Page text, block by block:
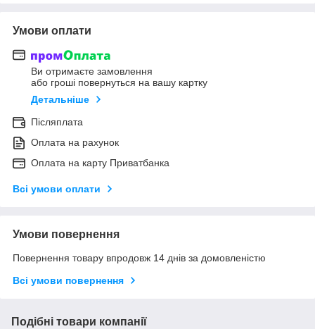
Умови оплати
Ви отримаєте замовлення
або гроші повернуться на вашу картку
Детальніше
Післяплата
Оплата на рахунок
Оплата на карту Приватбанка
Всі умови оплати
Умови повернення
Повернення товару впродовж 14 днів за домовленістю
Всі умови повернення
Подібні товари компанії